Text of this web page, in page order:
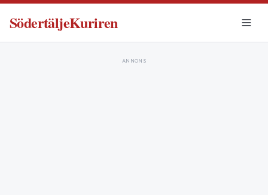
SödertäljeKuriren
ANNONS